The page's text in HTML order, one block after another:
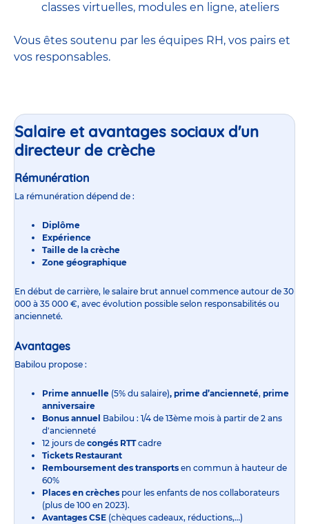
classes virtuelles, modules en ligne, ateliers
Vous êtes soutenu par les équipes RH, vos pairs et
vos responsables.
Salaire et avantages sociaux d'un
directeur de crèche
Rémunération
La rémunération dépend de :
Diplôme
Expérience
Taille de la crèche
Zone géographique
En début de carrière, le salaire brut annuel commence autour de 30
000 à 35 000 €, avec évolution possible selon responsabilités ou
ancienneté.
Avantages
Babilou propose :
Prime annuelle (5% du salaire), prime d’ancienneté, prime
anniversaire
Bonus annuel Babilou : 1/4 de 13ème mois à partir de 2 ans
d'ancienneté
12 jours de congés RTTcadre
Tickets Restaurant
Remboursement des transports en commun à hauteur de
60%
Places en crèches pour les enfants de nos collaborateurs
(plus de 100 en 2023).
Avantages CSE (chèques cadeaux, réductions,…)